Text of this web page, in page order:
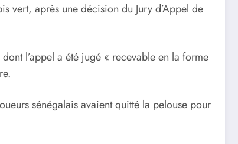
vert, après une décision du Jury d’Appel de
l’appel a été jugé « recevable en la forme
sénégalais avaient quitté la pelouse pour